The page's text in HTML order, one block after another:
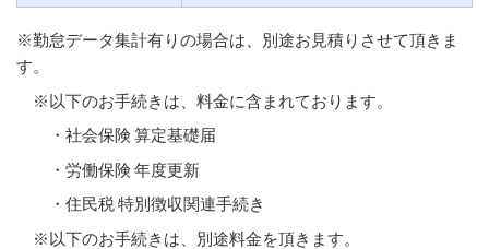
※勤怠データ集計有りの場合は、別途お見積りさせて頂きま
す。
※以下のお手続きは、料金に含まれております。
・社会保険 算定基礎届
・労働保険 年度更新
・住民税 特別徴収関連手続き
※以下のお手続きは、別途料金を頂きます。